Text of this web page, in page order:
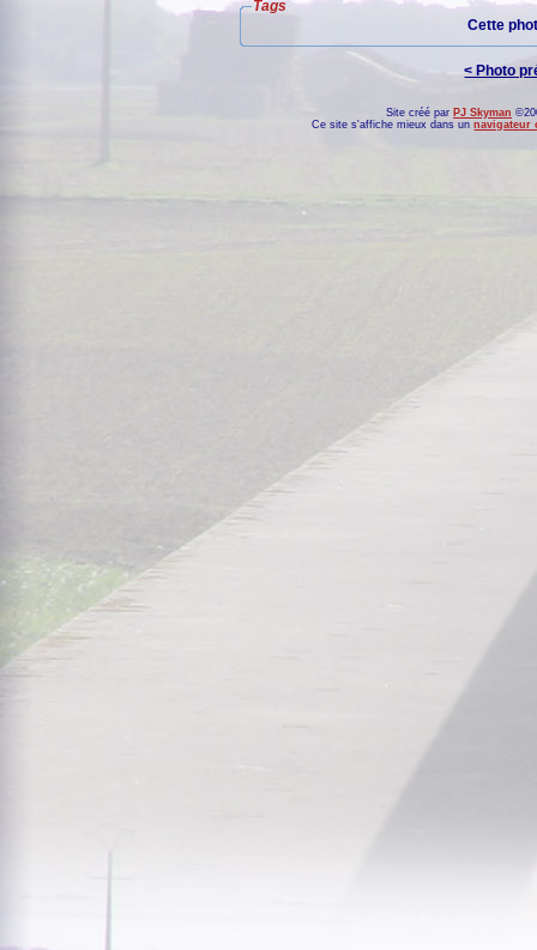
Tags
Cette
< Photo
Site créé par PJ Skyman
Ce site s'affiche mieux dans unnavigateur